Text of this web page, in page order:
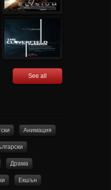
See all
Анимация
Драма
Екшън